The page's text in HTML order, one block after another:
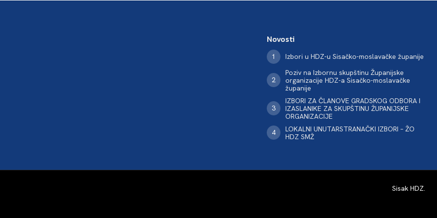
Novosti
Izbori u HDZ-u Sisačko-moslavačke županije
Poziv na Izbornu skupštinu Županijske
organizacije HDZ-a Sisačko-moslavačke
županije
IZBORI ZA ČLANOVE GRADSKOG ODBORA I
IZASLANIKE ZA SKUPŠTINU ŽUPANIJSKE
ORGANIZACIJE
LOKALNI UNUTARSTRANAČKI IZBORI – ŽO
HDZ SMŽ
Sisak HDZ.